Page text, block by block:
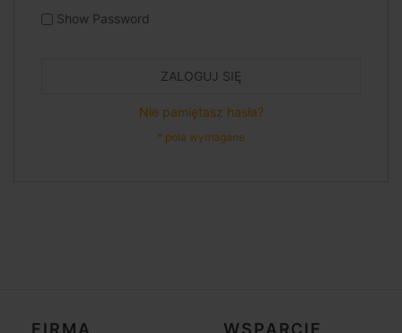
Show Password
ZALOGUJ SIĘ
Nie pamiętasz hasła?